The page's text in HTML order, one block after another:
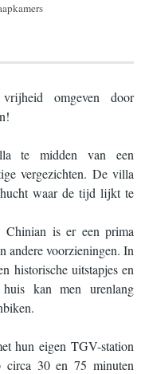
omgeven door
te midden van een
vergezichten. De villa
waar de tijd lijkt te
Chinian is er een prima
andere voorzieningen. In
historische uitstapjes en
kan men urenlang
hun eigen TGV-station
circa 30 en 75 minuten